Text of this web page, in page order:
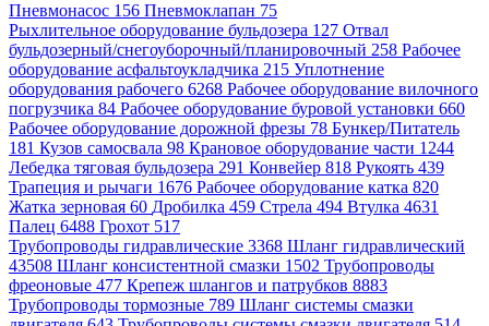
Пневмонасос 156 Пневмоклапан 75
Рыхлительное оборудование бульдозера 127 Отвал
бульдозерный/снегоуборочный/планировочный 258 Рабочее
оборудование асфальтоукладчика 215 Уплотнение
оборудования рабочего 6268 Рабочее оборудование вилочного
погрузчика 84 Рабочее оборудование буровой установки 660
Рабочее оборудование дорожной фрезы 78 Бункер/Питатель
181 Кузов самосвала 98 Крановое оборудование части 1244
Лебедка тяговая бульдозера 291 Конвейер 818 Рукоять 439
Трапеция и рычаги 1676 Рабочее оборудование катка 820
Жатка зерновая 60 Дробилка 459 Стрела 494 Втулка 4631
Палец 6488 Грохот 517
Трубопроводы гидравлические 3368 Шланг гидравлический
43508 Шланг консистентной смазки 1502 Трубопроводы
фреоновые 477 Крепеж шлангов и патрубков 8883
Трубопроводы тормозные 789 Шланг системы смазки